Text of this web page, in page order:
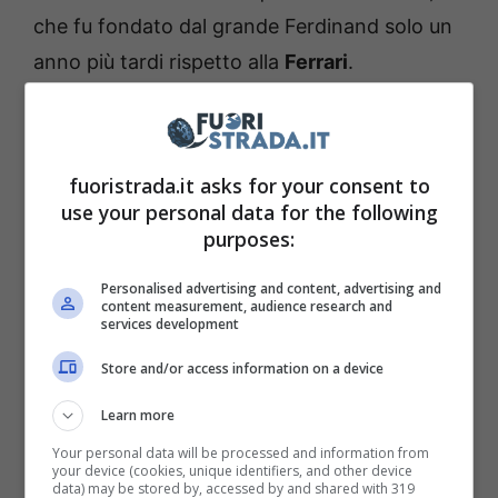
che fu fondato dal grande Ferdinand solo un
anno più tardi rispetto alla Ferrari.
This £10k watch celebrates 75
years of Porsche. The
‘Chronograph 1 – 75 Years
Edition’ is a rather expensive
birthday present →
https://t.co/SbfNP5uARy
pic.twitter.com/akfkctTpiP
— Top Gear (@BBC_TopGear)
fuoristrada.it asks for your consent to
use your personal data for the following
purposes:
Personalised advertising and content, advertising and
content measurement, audience research and
services development
Store and/or access information on a device
Learn more
Your personal data will be processed and information from
your device (cookies, unique identifiers, and other device
data) may be stored by, accessed by and shared with 319